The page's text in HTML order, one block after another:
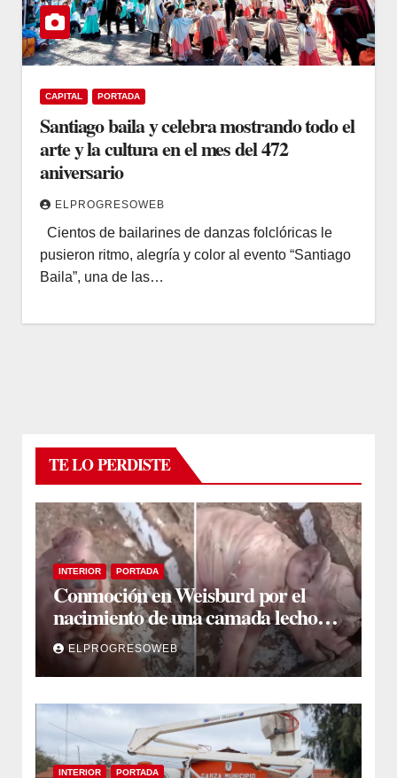
CAPITAL PORTADA
Santiago baila y celebra mostrando todo el
arte y la cultura en el mes del 472
aniversario
ELPROGRESOWEB
Cientos de bailarines de danzas folclóricas le
pusieron ritmo, alegría y color al evento “Santiago
Baila”, una de las…
TE LO PERDISTE
INTERIOR PORTADA
Conmoción en Weisburd por el
nacimiento de una camada lechones
con graves deformaciones
ELPROGRESOWEB
INTERIOR PORTADA